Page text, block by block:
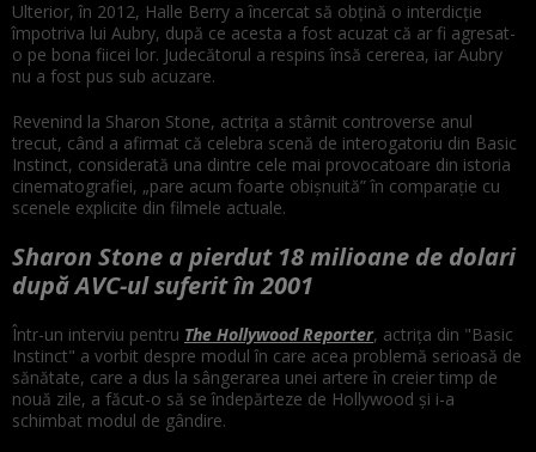
Ulterior, în 2012, Halle Berry a încercat să obțină o interdicție
împotriva lui Aubry, după ce acesta a fost acuzat că ar fi agresat-
o pe bona fiicei lor. Judecătorul a respins însă cererea, iar Aubry
nu a fost pus sub acuzare.
Revenind la Sharon Stone, actrița a stârnit controverse anul
trecut, când a afirmat că celebra scenă de interogatoriu din Basic
Instinct, considerată una dintre cele mai provocatoare din istoria
cinematografiei, „pare acum foarte obișnuită” în comparație cu
scenele explicite din filmele actuale.
Sharon Stone a pierdut 18 milioane de dolari
după AVC-ul suferit în 2001
Într-un interviu pentru The Hollywood Reporter, actrița din "Basic
Instinct" a vorbit despre modul în care acea problemă serioasă de
sănătate, care a dus la sângerarea unei artere în creier timp de
nouă zile, a făcut-o să se îndepărteze de Hollywood și i-a
schimbat modul de gândire.